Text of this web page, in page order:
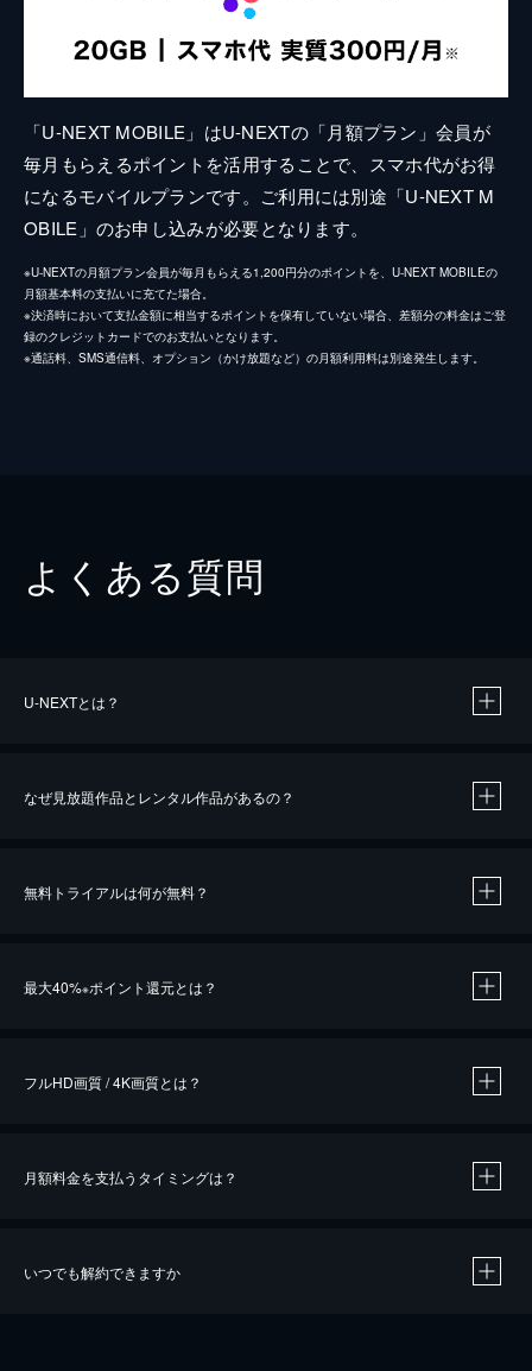
「U-NEXT MOBILE」はU-NEXTの「月額プラン」会員が
毎月もらえるポイントを活用することで、スマホ代がお得
になるモバイルプランです。ご利用には別途「U-NEXT M
OBILE」のお申し込みが必要となります。
※U-NEXTの月額プラン会員が毎月もらえる1,200円分のポイントを、U-NEXT MOBILEの
月額基本料の支払いに充てた場合。
※決済時において支払金額に相当するポイントを保有していない場合、差額分の料金はご登
録のクレジットカードでのお支払いとなります。
※通話料、SMS通信料、オプション（かけ放題など）の月額利用料は別途発生します。
よくある質問
U-NEXTとは？
なぜ見放題作品とレンタル作品があるの？
無料トライアルは何が無料？
最大40%※ポイント還元とは？
※40％ポイント還元の対象は、クレジットカード決済による作品の購入 / レンタルです。
フルHD画質 / 4K画質とは？
月額料金を支払うタイミングは？
いつでも解約できますか